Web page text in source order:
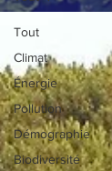
Tout
Climat
Énergie
Pollution
Démographie
Biodiversité